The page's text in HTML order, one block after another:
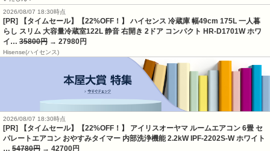
2026/08/07 18:30時点
[PR] 【タイムセール】【22%OFF！】 ハイセンス 冷蔵庫 幅49cm 175L 一人暮
らし スリム 大容量冷蔵室122L 静音 右開き 2ドア コンパクト HR-D1701W ホワ
イ… 35800円 → 27980円
Hisense(ハイセンス)
2026/08/07 18:30時点
[PR] 【タイムセール】【22%OFF！】 アイリスオーヤマ ルームエアコン 6畳 セ
パレートエアコン おやすみタイマー 内部洗浄機能 2.2kW IPF-2202S-W ホワイト
… 54780円 → 42700円